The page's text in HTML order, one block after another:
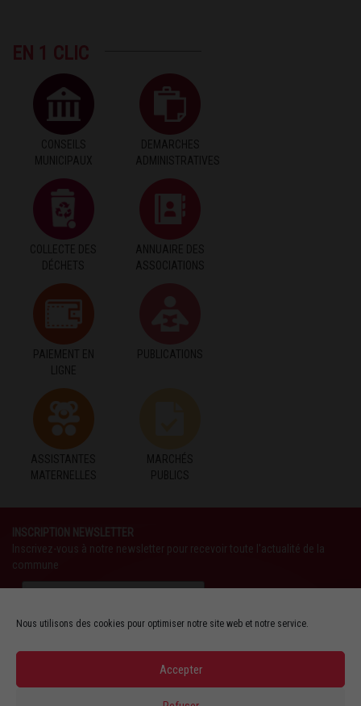
Nous utilisons des cookies pour optimiser notre site web et notre service.
Accepter
EN 1 CLIC
CONSEILS
MUNICIPAUX
DEMARCHES
ADMINISTRATIVES
COLLECTE DES
DÉCHETS
ANNUAIRE DES
ASSOCIATIONS
PAIEMENT EN
LIGNE
PUBLICATIONS
ASSISTANTES
MATERNELLES
MARCHÉS
PUBLICS
INSCRIPTION NEWSLETTER
Inscrivez-vous à notre newsletter pour recevoir toute l'actualité de la
commune
SUIVEZ-NOUS AUSSI SUR :